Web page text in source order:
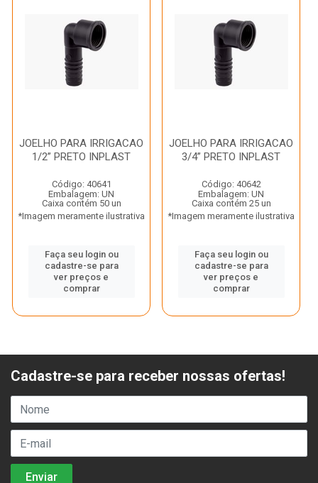
JOELHO PARA IRRIGACAO
1/2” PRETO INPLAST
Código: 40641
Embalagem: UN
Caixa contém 50 un
*Imagem meramente ilustrativa
Faça seu login ou
cadastre-se para
ver preços e
comprar
JOELHO PARA IRRIGACAO
3/4” PRETO INPLAST
Código: 40642
Embalagem: UN
Caixa contém 25 un
*Imagem meramente ilustrativa
Faça seu login ou
cadastre-se para
ver preços e
comprar
Cadastre-se para receber nossas ofertas!